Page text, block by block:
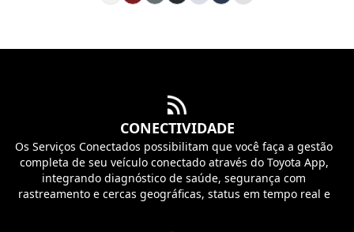
CONECTIVIDADE
Os Serviços Conectados possibilitam que você faça a gestão
completa de seu veículo conectado através do Toyota App,
integrando diagnóstico de saúde, segurança com
rastreamento e cercas geográficas, status em tempo real e